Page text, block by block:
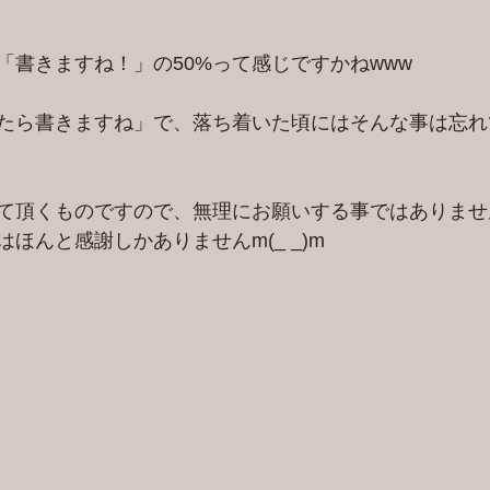
書きますね！」の50%って感じですかねwww
ら書きますね」で、落ち着いた頃にはそんな事は忘
頂くものですので、無理にお願いする事ではありま
ほんと感謝しかありませんm(_ _)m